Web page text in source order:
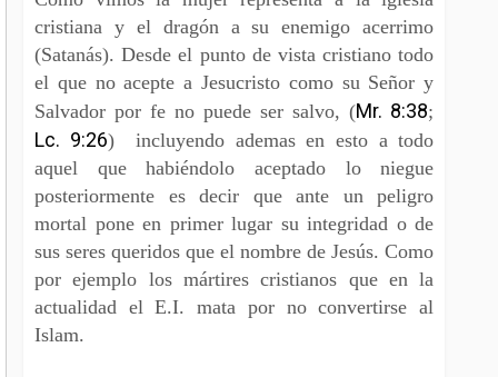
cristiana y el dragón a su enemigo acerrimo
(Satanás). Desde el punto de vista cristiano todo
el que no acepte a Jesucristo como su Señor y
Salvador por fe no puede ser salvo, (Mr. 8:38;
Lc. 9:26) incluyendo ademas en esto a todo
aquel que habiéndolo aceptado lo niegue
posteriormente es decir que ante un peligro
mortal pone en primer lugar su integridad o de
sus seres queridos que el nombre de Jesús. Como
por ejemplo los mártires cristianos que en la
actualidad el E.I. mata por no convertirse al
Islam.